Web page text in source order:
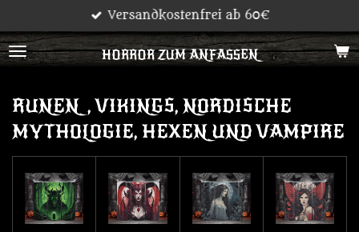
Hauptinhalt
springen
HORROR ZUM ANFASSEN
Versandkostenfrei ab 60€
RUNEN, VIKINGS, NORDISCHE
MYTHOLOGIE, HEXEN UND VAMPIRE